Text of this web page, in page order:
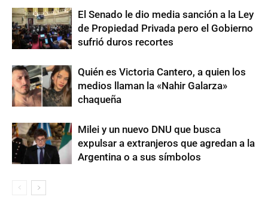
El Senado le dio media sanción a la Ley
de Propiedad Privada pero el Gobierno
sufrió duros recortes
Quién es Victoria Cantero, a quien los
medios llaman la «Nahir Galarza»
chaqueña
Milei y un nuevo DNU que busca
expulsar a extranjeros que agredan a la
Argentina o a sus símbolos